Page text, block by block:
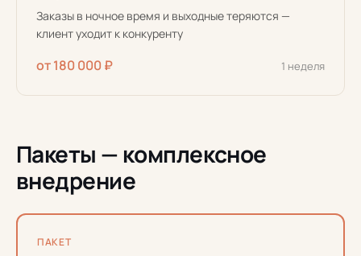
Заказы в ночное время и выходные теряются —
клиент уходит к конкуренту
от 180 000 ₽ 1 неделя
Пакеты — комплексное
внедрение
ПАКЕТ